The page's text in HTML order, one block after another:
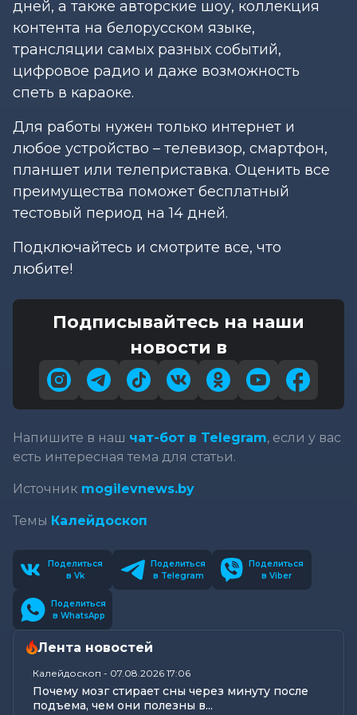
дней, а также авторские шоу, коллекция
контента на белорусском языке,
трансляции самых разных событий,
цифровое радио и даже возможность
спеть в караоке.
Для работы нужен только интернет и
любое устройство – телевизор, смартфон,
планшет или телеприставка. Оценить все
преимущества поможет бесплатный
тестовый период на 14 дней.
Подключайтесь и смотрите все, что
любите!
Подписывайтесь на наши
новости в
Напишите в наш чат-бот в Telegram, если у вас
есть интересная тема для статьи.
Источник mogilevnews.by
Темы Калейдоскоп
Поделиться
в Vk
Поделиться
в Telegram
Поделиться
в Viber
Поделиться
в WhatsApp
Лента новостей
Калейдоскоп - 07.08.2026 17:06
Почему мозг стирает сны через минуту после
подъема, чем они полезны в...